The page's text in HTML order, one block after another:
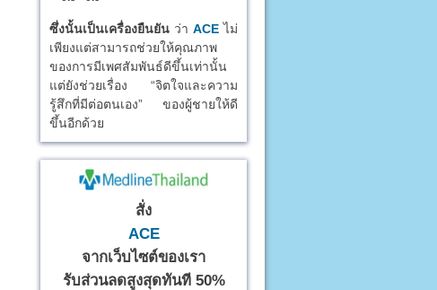
ซึ่งนั้นเป็นเครื่องยืนยัน ว่า ACE ไม่
เพียงแต่สามารถช่วยให้คุณภาพ
ของการมีเพศสัมพันธ์ดีขึ้นเท่านั้น
แต่ยังช่วยเรื่อง “จิตใจและความ
รู้สึกที่มีต่อตนเอง” ของผู้ชายให้ดี
ขึ้นอีกด้วย
สั่ง
ACE
จากเว็บไซต์ของเรา
รับส่วนลดสูงสุดทันที 50%